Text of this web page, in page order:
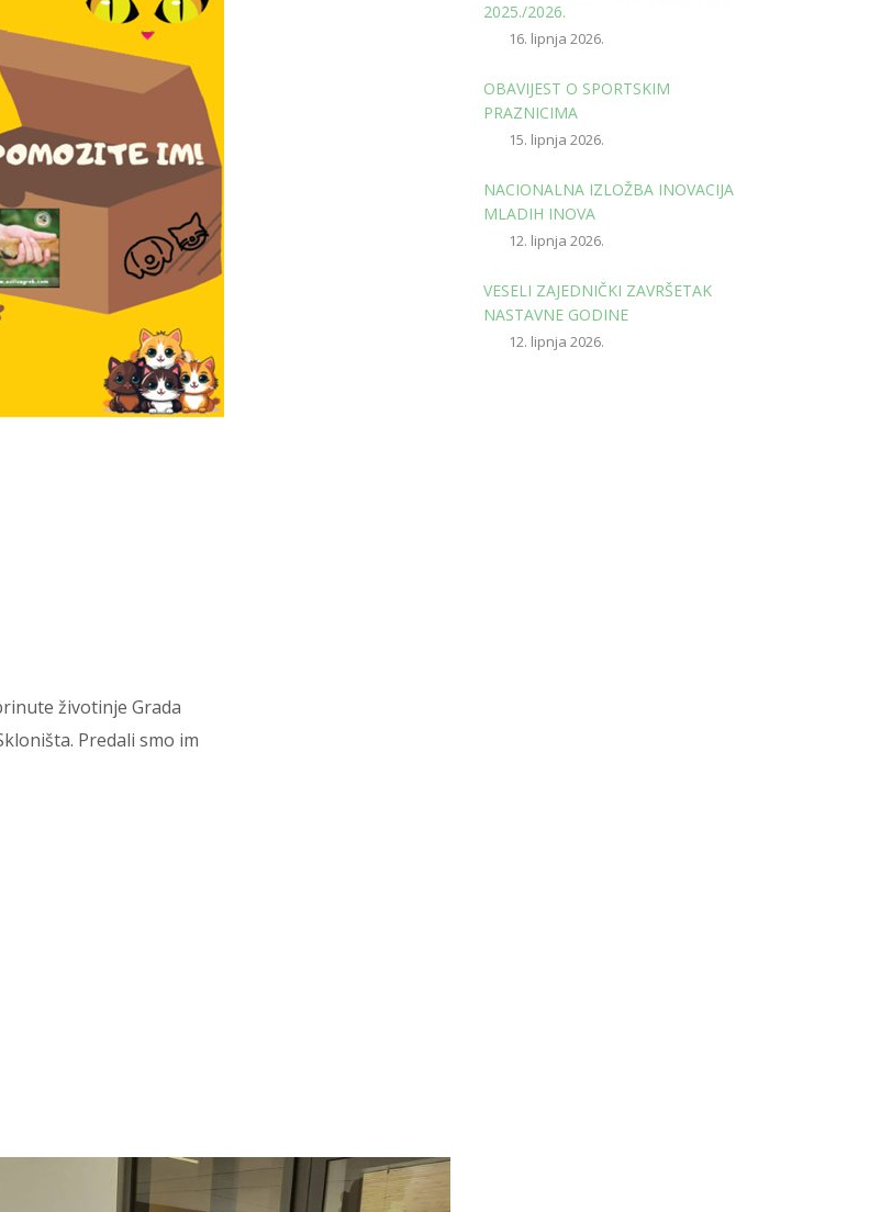
životinje Grada
Predali smo im
2025./2026.
16. lipnja 2026.
OBAVIJEST O SPORTSKIM
PRAZNICIMA
15. lipnja 2026.
NACIONALNA IZLOŽBA INOVACIJA
MLADIH INOVA
12. lipnja 2026.
VESELI ZAJEDNIČKI ZAVRŠETAK
NASTAVNE GODINE
12. lipnja 2026.